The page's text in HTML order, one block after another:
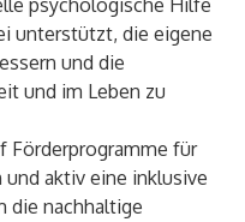
psychologische Hilfe
unterstützt, die eigene
und die
und im Leben zu
Förderprogramme für
aktiv eine inklusive
die nachhaltige